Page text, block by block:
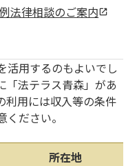
法律相談のご案内
活用するのもよいでし
「法テラス青森」があ
利用には収入等の条件
ださい。
所在地